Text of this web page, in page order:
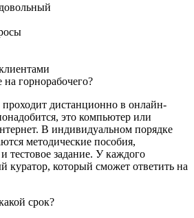
горнорабочего?
проходит дистанционно в онлайн-
это компьютер или
В индивидуальном порядке
методические пособия,
тестовое задание. У каждого
куратор, который сможет ответить на
срок?